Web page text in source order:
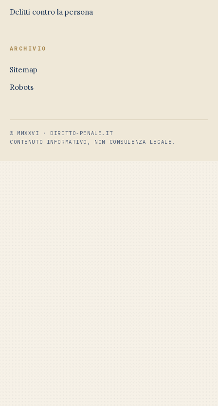
Delitti contro la persona
ARCHIVIO
Sitemap
Robots
© MMXXVI · DIRITTO-PENALE.IT
CONTENUTO INFORMATIVO, NON CONSULENZA LEGALE.